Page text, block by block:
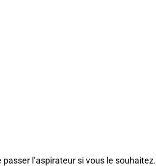
l’aspirateur si vous le souhaitez.